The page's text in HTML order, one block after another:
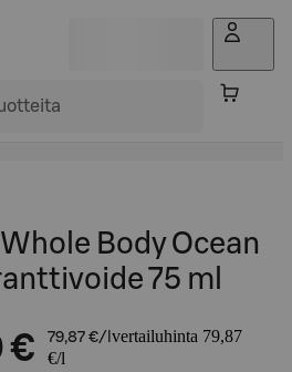
Body Ocean
75 ml
€ 79,87 €/l vertailuhinta 79,87
€/l